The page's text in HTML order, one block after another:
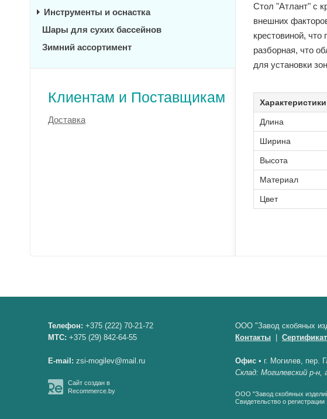
Стол "Атлант" с
внешних
крестовиной,
разборная, что
для установки
Характеристики
Длина
Ширина
Высота
Материал
Цвет
Инструменты и оснастка
Шары для сухих бассейнов
Зимний ассортимент
Клиентам и Поставщикам
Доставка
Телефон: +375 (222) 70-21-72
МТС: +375 (29) 842-64-55
E-mail: zsi-mogilev@mail.ru
Сайт создан в
Recommerce.by
ООО "Завод скобяных
Контакты
Офис • г. Могилев, пер.
Склад: Могилевский р-н,
ООО "Завод скобяных
Свидетельство о